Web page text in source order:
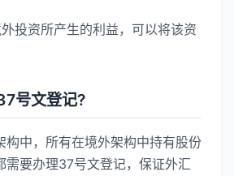
投资所产生的利益，可以将该资
号文登记?
构中，所有在境外架构中持有股份
需要办理37号文登记，保证外汇